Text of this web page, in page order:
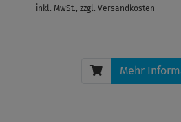
inkl. MwSt., zzgl.Versandkosten
Mehr